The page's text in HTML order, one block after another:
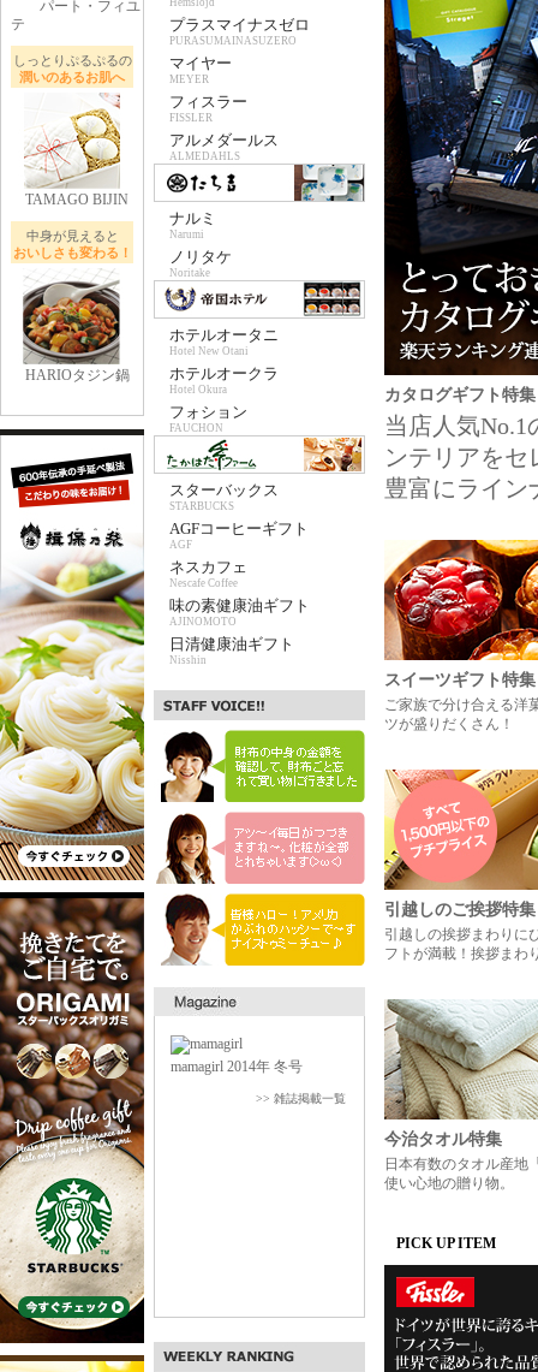
パート・フィユ
テ
しっとりぷるぷるの
潤いのあるお肌へ
TAMAGO BIJIN
中身が見えると
おいしさも変わる！
HARIOタジン鍋
Hemslojd
プラスマイナスゼロ
PURASUMAINASUZERO
マイヤー
MEYER
フィスラー
FISSLER
アルメダールス
ALMEDAHLS
ナルミ
Narumi
ノリタケ
Noritake
ホテルオータニ
Hotel New Otani
ホテルオークラ
Hotel Okura
フォション
FAUCHON
スターバックス
STARBUCKS
AGFコーヒーギフト
AGF
ネスカフェ
Nescafe Coffee
味の素健康油ギフト
AJINOMOTO
日清健康油ギフト
Nisshin
mamagirl 2014年 冬号
>> 雑誌掲載一覧
カタログギフト特集
当店人気
ンテリアを
豊富にライン
スイーツギフト特集
ご家族で分け合える洋
ツが盛りだくさん！
引越しのご挨拶特集
引越しの挨拶まわりに
フトが満載！挨拶まわ
今治タオル特集
日本有数のタオル産地
使い心地の贈り物。
PICK UP ITEM